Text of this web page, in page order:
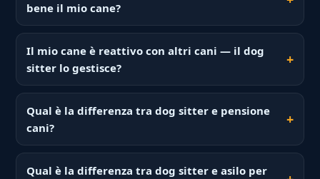
bene il mio cane?
Il mio cane è reattivo con altri cani — il dog
sitter lo gestisce?
Qual è la differenza tra dog sitter e pensione
cani?
Qual è la differenza tra dog sitter e asilo per